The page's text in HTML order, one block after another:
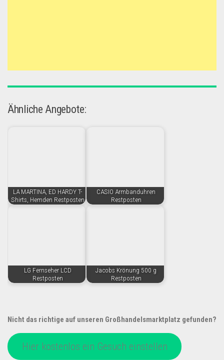
Ähnliche Angebote:
LA MARTINA, ED HARDY T-
Shirts, Hemden Restposten
CASIO Armbanduhren
Restposten
LG Fernseher LCD
Restposten
Jacobs Krönung 500 g
Restposten
Nicht das richtige auf unseren Großhandelsmarktplatz gefunden?
Hier kostenlos ein Gesuch einstellen